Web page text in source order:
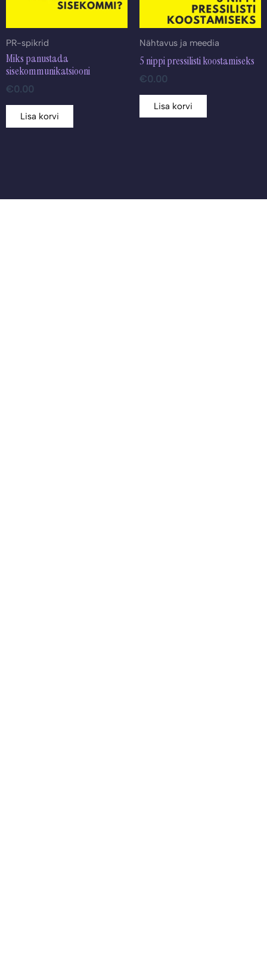
PR-spikrid
Miks panustada
sisekommunikatsiooni
€0.00
Lisa korvi
Nähtavus ja meedia
5 nippi pressilisti koostamiseks
€0.00
Lisa korvi